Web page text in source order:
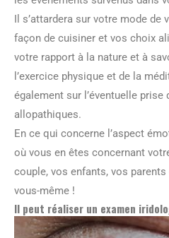
Il s’attardera sur votre mode de
façon de cuisiner et vos choix
votre rapport à la nature et à
l’exercice physique et de la
également sur l’éventuelle prise
allopathiques.
En ce qui concerne l’aspect
où vous en êtes concernant
couple, vos enfants, vos
vous-même !
Il peut réaliser un examen